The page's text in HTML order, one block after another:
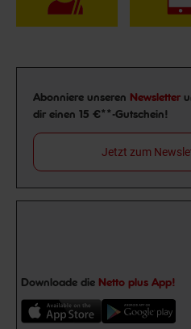
Newsletter Anmeldung
Abonniere unseren Newsletter
dir einen 15 €**-Gutschein!
Jetzt zum
Downloade die Netto plus App!